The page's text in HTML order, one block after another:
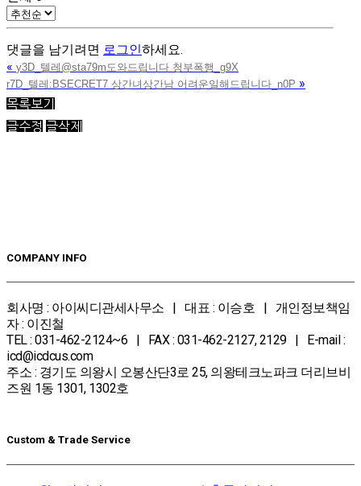
댓글을 남기려면 로그인하세요.
« y3D_텔레@sta79m도와드립니다 청부폭행_g9X
r7D_텔레:BSECRET7 상간녀상간남 어려운일해드립니다_n0P »
목록보기
글수정 글삭제
COMPANY INFO
회사명 : 아이씨디관세사무소 | 대표 : 이승호 | 개인정보책임
자 : 이진철
TEL : 031-462-2124~6 | FAX : 031-462-2127, 2129 | E-mail :
icd@icdcus.com
주소 : 경기도 의왕시 오봉산단3로 25, 의왕테크노파크 더리브비
즈원 1동 1301, 1302호
Custom & Trade Service